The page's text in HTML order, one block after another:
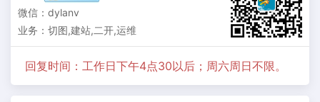
微信：dylanv
业务：切图,建站,二开,运维
回复时间：工作日下午4点30以后；周六周日不限。